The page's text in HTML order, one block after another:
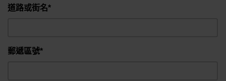
道路或街名*
郵遞區號*